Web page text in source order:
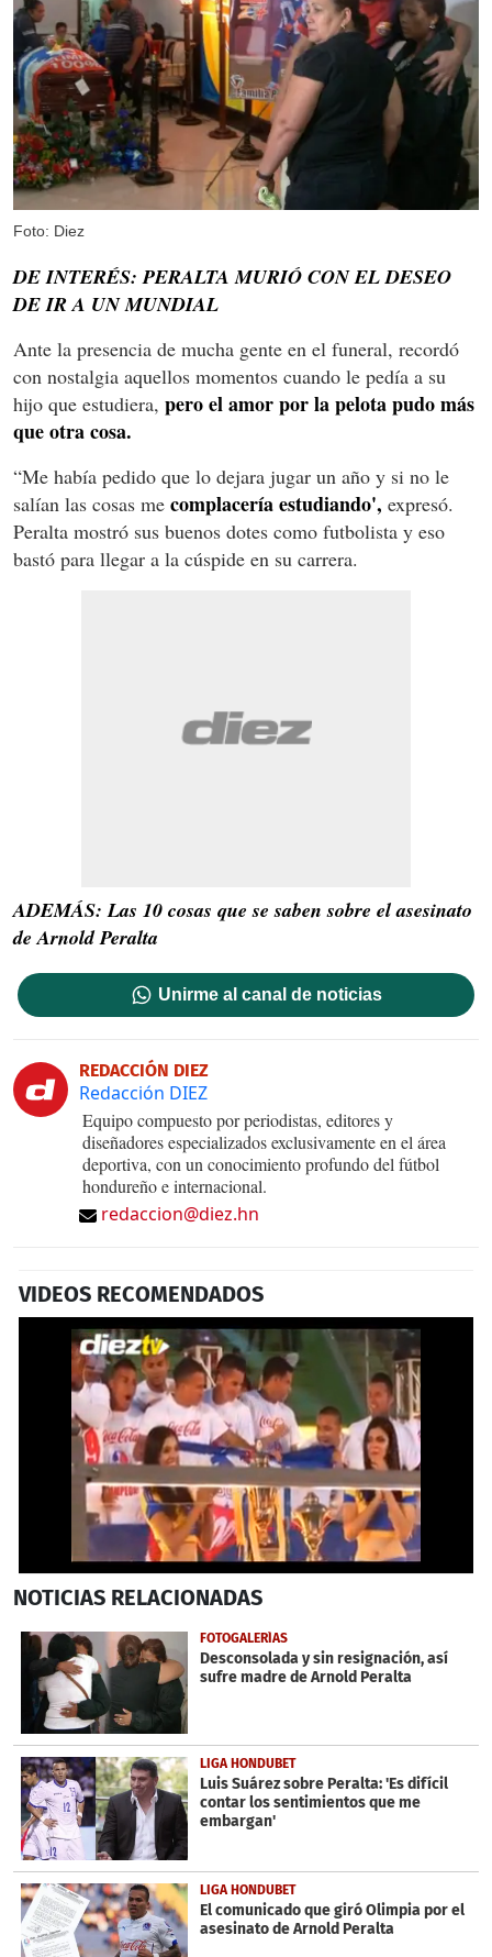
Foto: Diez
DE INTERÉS: PERALTA MURIÓ CON EL DESEO
DE IR A UN MUNDIAL
Ante la presencia de mucha gente en el funeral, recordó
con nostalgia aquellos momentos cuando le pedía a su
hijo que estudiera, pero el amor por la pelota pudo más
que otra cosa.
“Me había pedido que lo dejara jugar un año y si no le
salían las cosas me complacería estudiando', expresó.
Peralta mostró sus buenos dotes como futbolista y eso
bastó para llegar a la cúspide en su carrera.
ADEMÁS: Las 10 cosas que se saben sobre el asesinato
de Arnold Peralta
Unirme al canal de noticias
REDACCIÓN DIEZ
Redacción DIEZ
Equipo compuesto por periodistas, editores y
diseñadores especializados exclusivamente en el área
deportiva, con un conocimiento profundo del fútbol
hondureño e internacional.
redaccion@diez.hn
VIDEOS RECOMENDADOS
seconds
3
minutes,
seconds
NOTICIAS RELACIONADAS
FOTOGALERÍAS
Desconsolada y sin resignación, así
sufre madre de Arnold Peralta
LIGA HONDUBET
Luis Suárez sobre Peralta: 'Es difícil
contar los sentimientos que me
embargan'
LIGA HONDUBET
El comunicado que giró Olimpia por el
asesinato de Arnold Peralta